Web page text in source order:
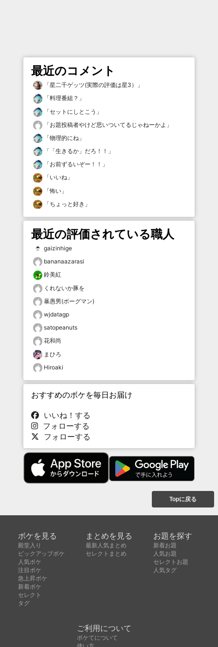
最近のコメント
「星二千ゲッツ(実際の評価は星3）
」
「料理番組？ 」
「セットにしとこう 」
「お題投稿者やけど思いついてるじゃねーかよ 」
「物理的にね 」
「 「生きるか」だろ！！ 」
「お前ずるいぞー！！ 」
「いいね 」
「怖い 」
「ちょっと好き 」
最近の評価されている職人
gaizinhige
bananaazarasi
鈴美紅
くれないか豚を
暴愚男(ボーグマン)
wjdatagp
satopeanuts
花和尚
まひろ
Hiroaki
おすすめのボケを毎日お届け
いいね！する
フォローする
フォローする
Topに戻る
ボケを見る
殿堂入り
ピックアップボケ
人気ボケ
注目ボケ
急上昇ボケ
新着ボケ
セレクト
タグ
まとめを見る
最新人気まとめ
セレクトまとめ
お題を探す
新着お題
人気お題
セレクトお題
人気タグ
ご利用について
ボケてについて